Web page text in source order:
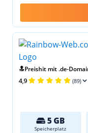
🔝Preishit mit .de-
4,9 (89)
5 GB
Speicherplatz